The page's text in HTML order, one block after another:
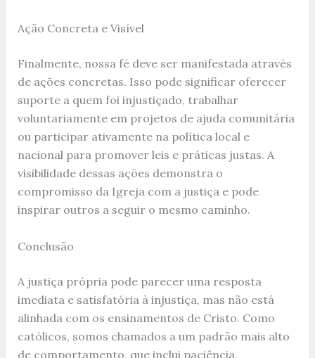
Ação Concreta e Visível
Finalmente, nossa fé deve ser manifestada através
de ações concretas. Isso pode significar oferecer
suporte a quem foi injustiçado, trabalhar
voluntariamente em projetos de ajuda comunitária
ou participar ativamente na política local e
nacional para promover leis e práticas justas. A
visibilidade dessas ações demonstra o
compromisso da Igreja com a justiça e pode
inspirar outros a seguir o mesmo caminho.
Conclusão
A justiça própria pode parecer uma resposta
imediata e satisfatória à injustiça, mas não está
alinhada com os ensinamentos de Cristo. Como
católicos, somos chamados a um padrão mais alto
de comportamento, que inclui paciência,